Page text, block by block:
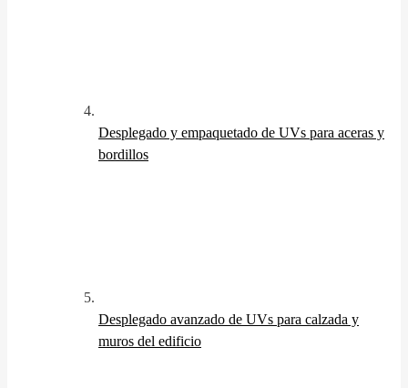
Desplegado y empaquetado de UVs para aceras y
bordillos
Desplegado avanzado de UVs para calzada y
muros del edificio